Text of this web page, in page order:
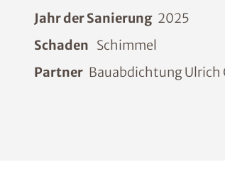
Jahr der Sanierung 2025
Schaden Schimmel
Partner Bauabdichtung Ulrich